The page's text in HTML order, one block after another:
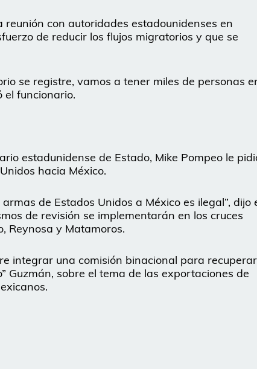
con autoridades estadounidenses en
de reducir los flujos migratorios y que se
se registre, vamos a tener miles de personas
el funcionario.
estadunidense de Estado, Mike Pompeo le
hacia México.
de Estados Unidos a México es ilegal”, dijo
de revisión se implementarán en los cruces
Reynosa y Matamoros.
integrar una comisión binacional para recuperar
Guzmán, sobre el tema de las exportaciones de